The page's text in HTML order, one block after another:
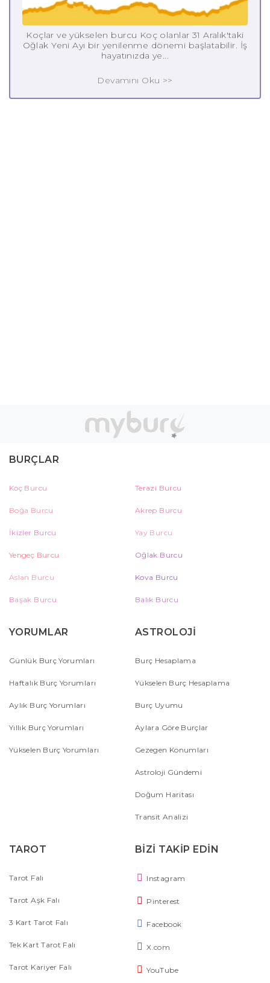
Koçlar ve yükselen burcu Koç olanlar 31 Aralık'taki
Oğlak Yeni Ayı bir yenilenme dönemi başlatabilir. İş
hayatınızda ye...
Devamını Oku >>
BURÇLAR
Koç Burcu Terazi Burcu
Boğa Burcu Akrep Burcu
İkizler Burcu Yay Burcu
Yengeç Burcu Oğlak Burcu
Aslan Burcu Kova Burcu
Başak Burcu Balık Burcu
YORUMLAR
Günlük Burç Yorumları
Haftalık Burç Yorumları
Aylık Burç Yorumları
Yıllık Burç Yorumları
Yükselen Burç Yorumları
ASTROLOJİ
Burç Hesaplama
Yükselen Burç Hesaplama
Burç Uyumu
Aylara Göre Burçlar
Gezegen Konumları
Astroloji Gündemi
Doğum Haritası
Transit Analizi
TAROT
Tarot Falı
Tarot Aşk Falı
3 Kart Tarot Falı
Tek Kart Tarot Falı
Tarot Kariyer Falı
BİZİ TAKİP EDİN
Instagram
Pinterest
Facebook
X.com
YouTube